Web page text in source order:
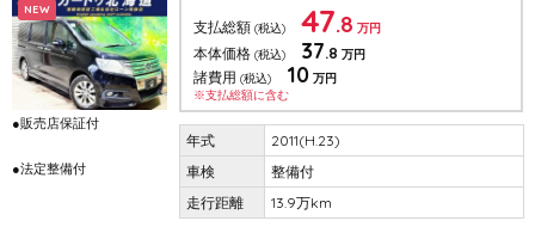
NEW
●販売店保証付
●法定整備付
支払総額 (税込) 47.8 万円
本体価格 (税込) 37.8 万円
諸費用 (税込) 10 万円
※支払総額に含む
2011(H.23)
整備付
13.9万km